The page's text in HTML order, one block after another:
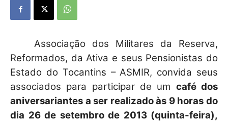
Associação dos Militares da Reserva,
Reformados, da Ativa e seus Pensionistas do
Estado do Tocantins –ASMIR, convida seus
associados para participar de um café dos
aniversariantes a ser realizado às 9 horas do
dia 26 de setembro de 2013 (quinta-feira),